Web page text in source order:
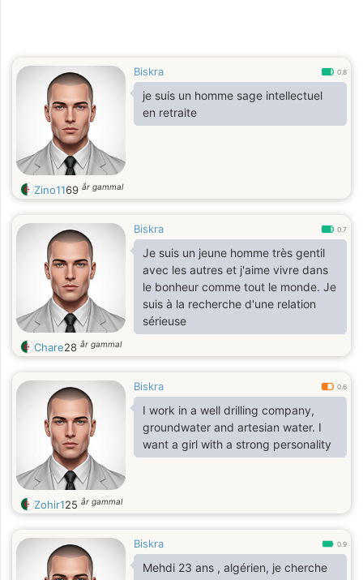
Biskra 0.8
je suis un homme sage intellectuel
en retraite
Zino1169 år gammal
Biskra 0.7
Je suis un jeune homme très gentil
avec les autres et j'aime vivre dans
le bonheur comme tout le monde. Je
suis à la recherche d'une relation
sérieuse
Chare28 år gammal
Biskra 0.6
I work in a well drilling company,
groundwater and artesian water. I
want a girl with a strong personality
Zohir125 år gammal
Biskra 0.9
Mehdi 23 ans , algérien, je cherche